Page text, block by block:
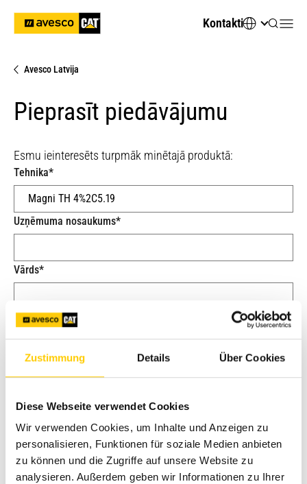
Zustimmung Details Über Cookies
Diese Webseite verwendet Cookies
Wir verwenden Cookies, um Inhalte und Anzeigen zu
personalisieren, Funktionen für soziale Medien anbieten
zu können und die Zugriffe auf unsere Website zu
analysieren. Außerdem geben wir Informationen zu Ihrer
Kontakti
Avesco Latvija
Pieprasīt piedāvājumu
Esmu ieinteresēts turpmāk minētajā produktā:
Tehnika*
Uzņēmuma nosaukums*
Vārds*
Uzvārds*
Telefona numurs
Adrese